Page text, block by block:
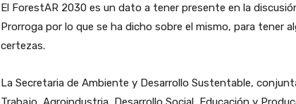
El ForestAR 2030 es un dato a tener presente en la
Prorroga por lo que se ha dicho sobre el mismo, para tener
certezas.
La Secretaria de Ambiente y Desarrollo Sustentable,